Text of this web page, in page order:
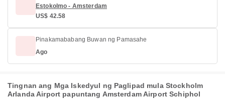
Estokolmo - Amsterdam
US$ 42.58
Pinakamababang Buwan ng Pamasahe
Ago
Tingnan ang Mga Iskedyul ng Paglipad mula Stockholm
Arlanda Airport papuntang Amsterdam Airport Schiphol